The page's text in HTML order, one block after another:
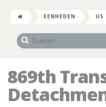
EENHEDEN US
869th